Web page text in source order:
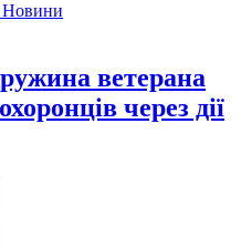
Новини
ветерана
через дії